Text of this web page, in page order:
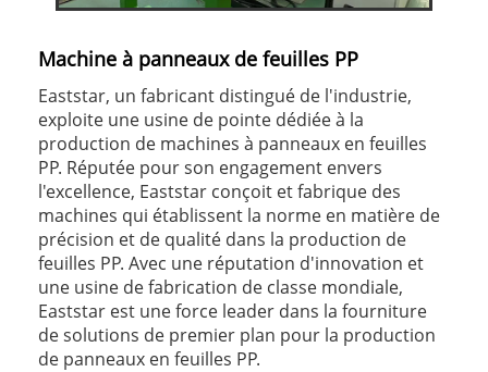
Machine à panneaux de feuilles PP
Eaststar, un fabricant distingué de l'industrie,
exploite une usine de pointe dédiée à la
production de machines à panneaux en feuilles
PP. Réputée pour son engagement envers
l'excellence, Eaststar conçoit et fabrique des
machines qui établissent la norme en matière de
précision et de qualité dans la production de
feuilles PP. Avec une réputation d'innovation et
une usine de fabrication de classe mondiale,
Eaststar est une force leader dans la fourniture
de solutions de premier plan pour la production
de panneaux en feuilles PP.